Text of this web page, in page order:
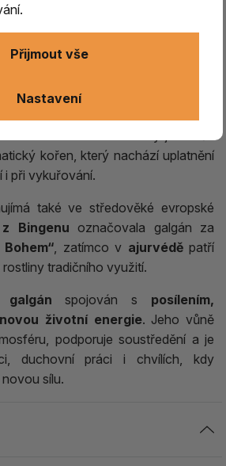
vykuřování
rostlina z čeledi
kořen, který nachází uplatnění
i při vykuřování.
také ve středověké evropské
Bingenu označovala galgán za
, zatímco v ajurvéděpatří
tradičního využití.
galgán spojován s posílením,
životní energie. Jeho vůně
podporuje soustředění a je
duchovní práci i chvílích, kdy
sílu.
Nastavení
Přijmout vše